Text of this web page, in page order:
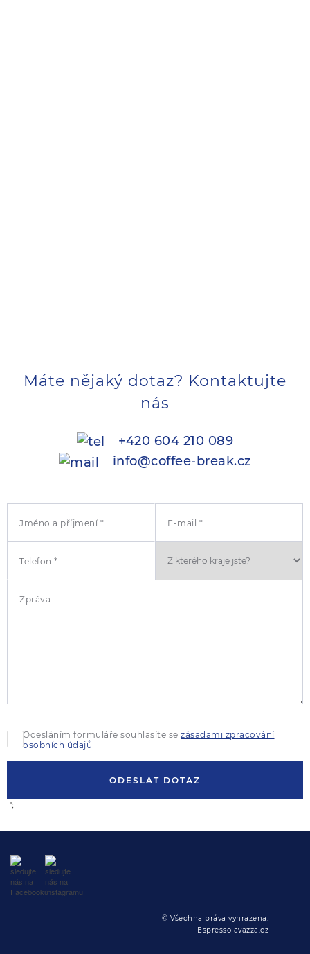
Máte nějaký dotaz? Kontaktujte
nás
+420 604 210 089
info@coffee-break.cz
Jméno a příjmení * E-mail *
Telefon *
Zpráva
Odesláním formuláře souhlasíte se zásadami zpracování
osobních údajů
ODESLAT DOTAZ
';
© Všechna práva vyhrazena.
Espressolavazza.cz